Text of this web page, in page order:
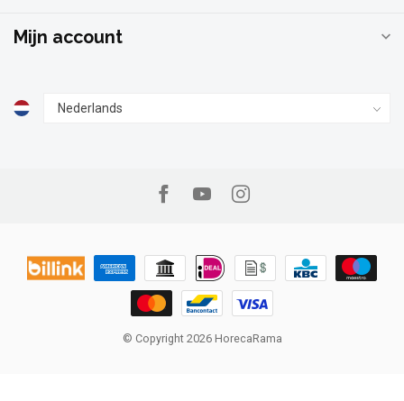
Mijn account
© Copyright 2026 HorecaRama